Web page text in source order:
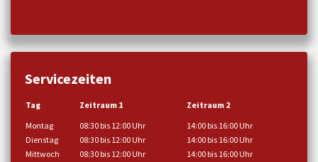
Servicezeiten
Tag Zeitraum 1
Zeitraum 2
Montag
08:30 bis 12:00 Uhr
14:00 bis 16:00 Uhr
Dienstag
08:30 bis 12:00 Uhr
14:00 bis 16:00 Uhr
Mittwoch
08:30 bis 12:00 Uhr
14:00 bis 16:00 Uhr